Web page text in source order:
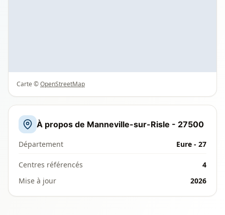
Carte ©OpenStreetMap
À propos de Manneville-sur-Risle - 27500
Département Eure - 27
Centres référencés
4
Mise à jour
2026